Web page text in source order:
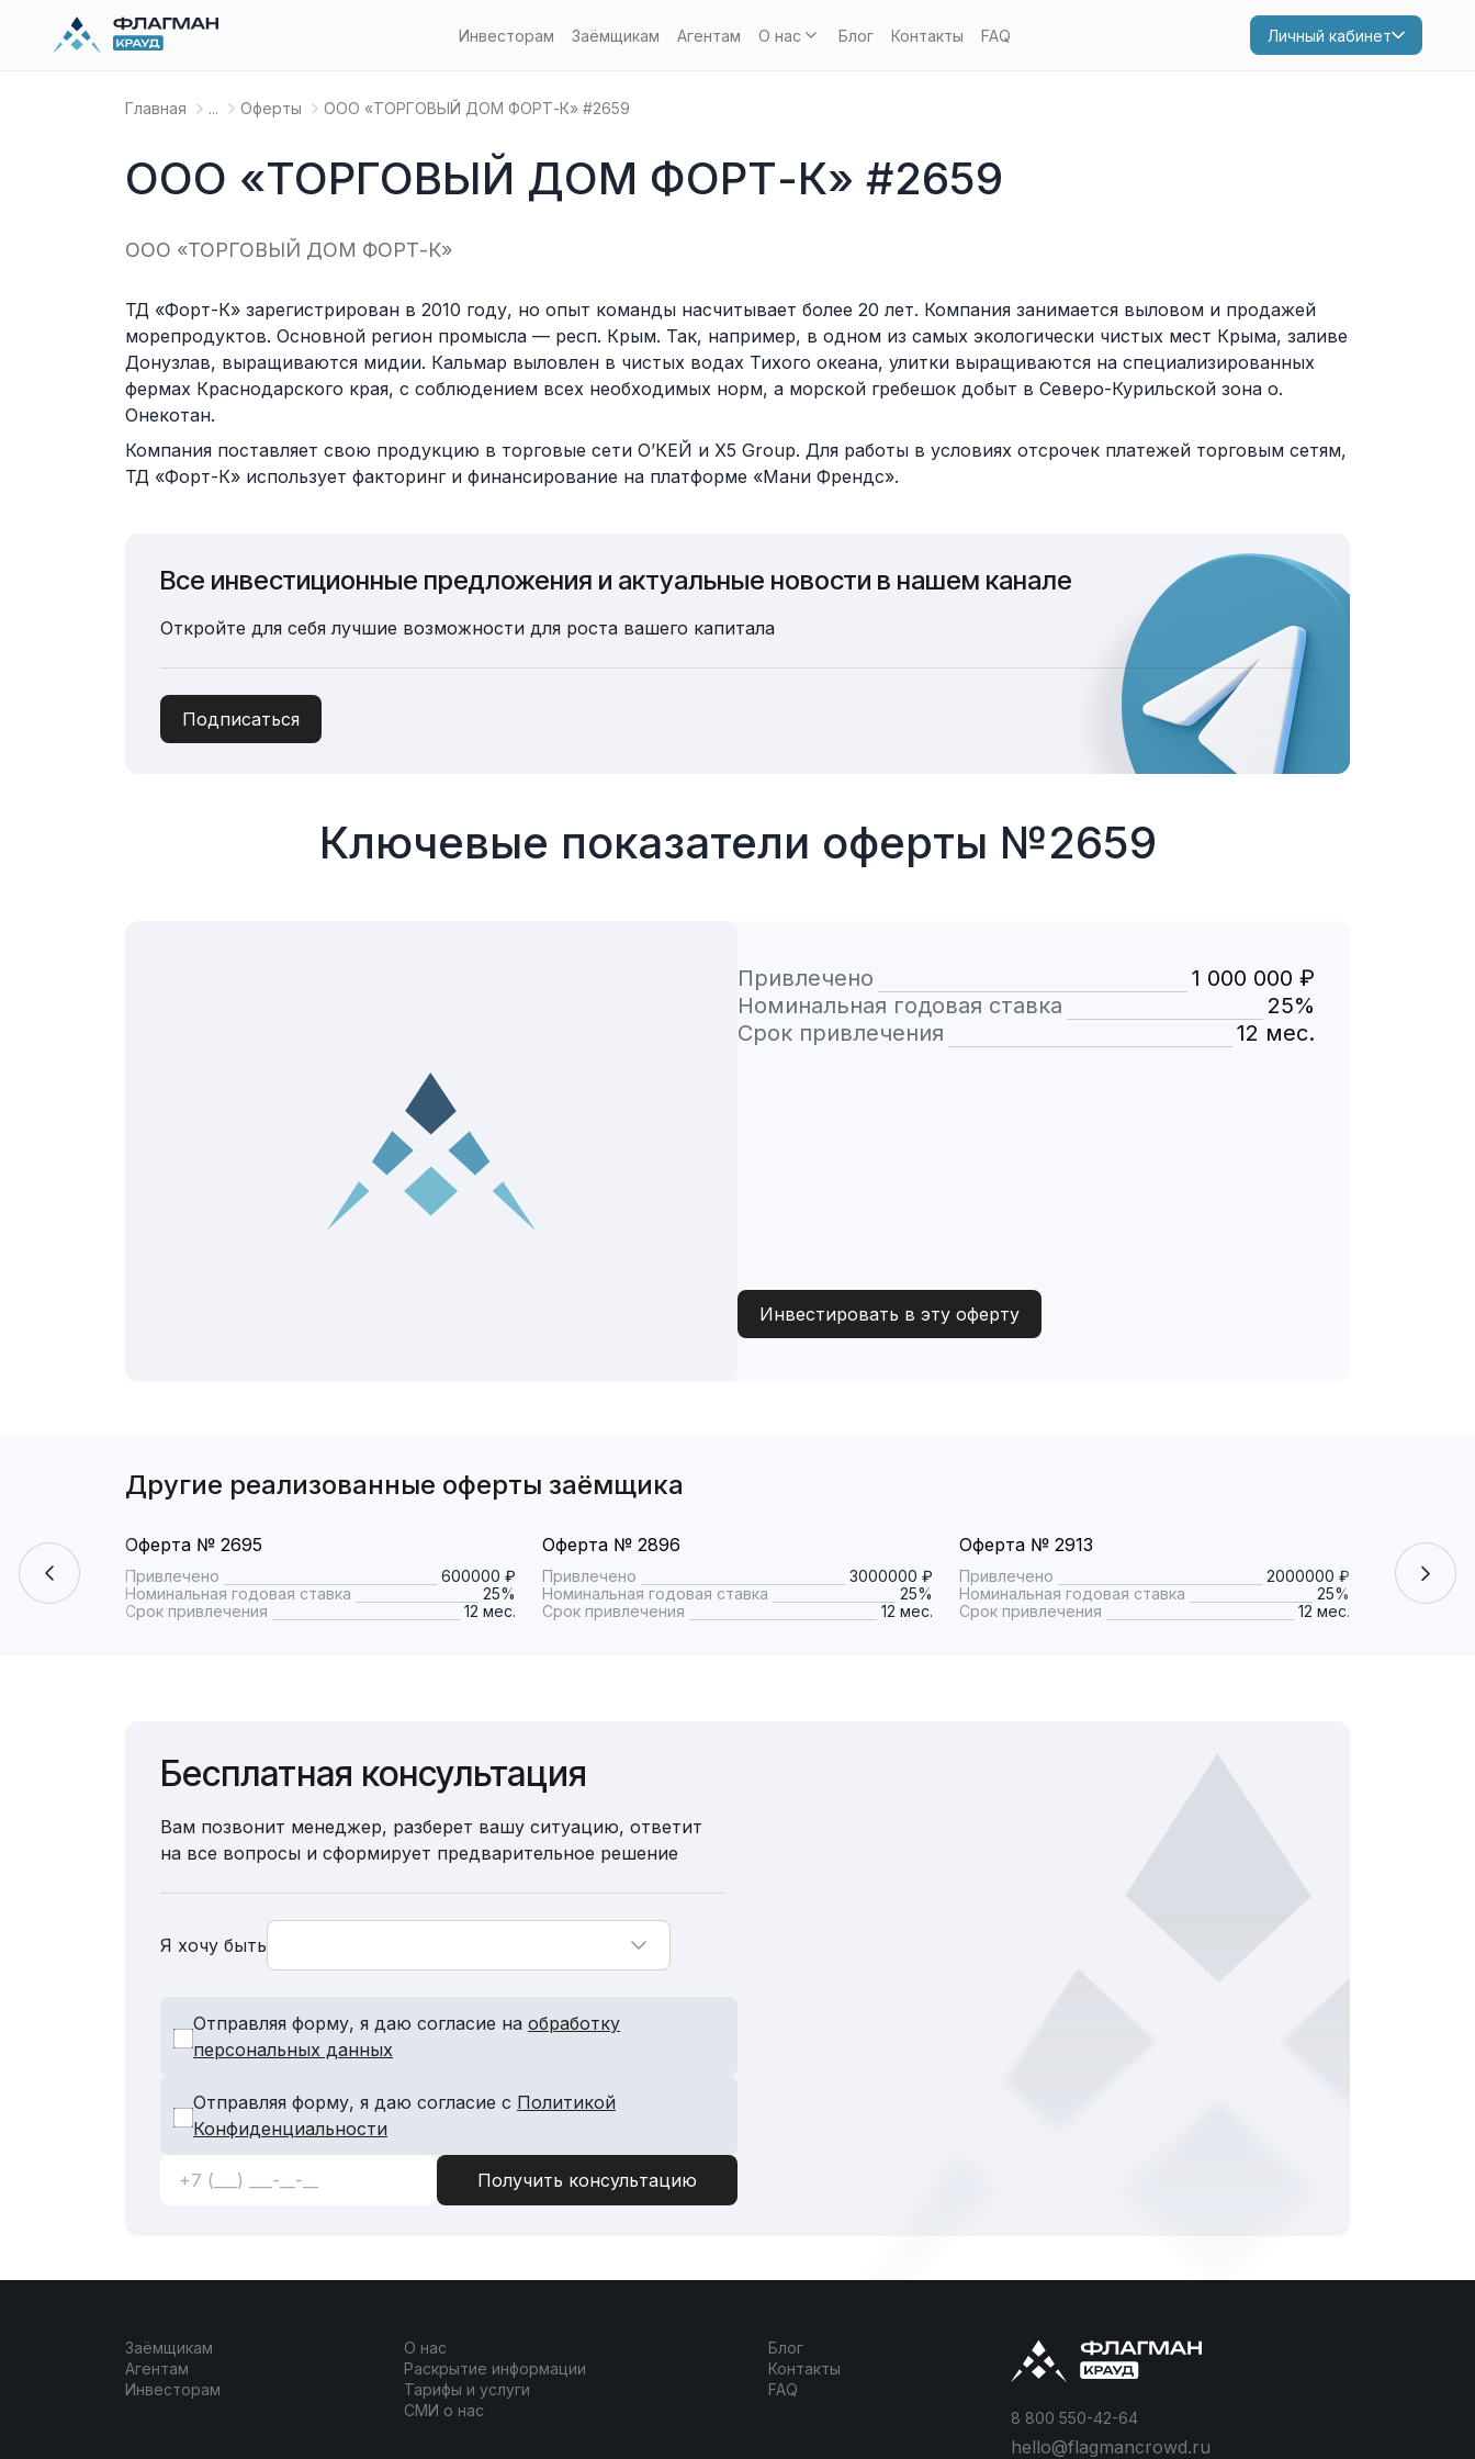
Инвесторам Заёмщикам Агентам О нас Блог Контакты FAQ Личный кабинет
Главная ... Оферты OOO «ТОРГОВЫЙ ДОМ ФОРТ-К» #2659
OOO «ТОРГОВЫЙ ДОМ ФОРТ-К» #2659
OOO «ТОРГОВЫЙ ДОМ ФОРТ-К»
ТД «Форт-К» зарегистрирован в 2010 году, но опыт команды насчитывает более 20 лет. Компания занимается выловом и продажей
морепродуктов. Основной регион промысла — респ. Крым. Так, например, в одном из самых экологически чистых мест Крыма, заливе
Донузлав, выращиваются мидии. Кальмар выловлен в чистых водах Тихого океана, улитки выращиваются на специализированных
фермах Краснодарского края, с соблюдением всех необходимых норм, а морской гребешок добыт в Северо-Курильской зона о.
Онекотан.
Компания поставляет свою продукцию в торговые сети О’КЕЙ и Х5 Group. Для работы в условиях отсрочек платежей торговым сетям,
ТД «Форт-К» использует факторинг и финансирование на платформе «Мани Френдс».
Все инвестиционные предложения и актуальные новости в нашем канале
Откройте для себя лучшие возможности для роста вашего капитала
Подписаться
Ключевые показатели оферты №2659
Привлечено
1 000 000 ₽
Номинальная годовая ставка
25%
Срок привлечения
12 мес.
Инвестировать в эту оферту
Другие реализованные оферты заёмщика
Оферта № 2695
Привлечено
600000 ₽
Номинальная годовая ставка
25%
Срок привлечения
12 мес.
Оферта № 2896
Привлечено
3000000 ₽
Номинальная годовая ставка
25%
Срок привлечения
12 мес.
Оферта № 2913
Привлечено
2000000 ₽
Номинальная годовая ставка
25%
Срок привлечения
12 мес.
Оферта №
Привлечено
Бесплатная консультация
Вам позвонит менеджер, разберет вашу ситуацию, ответит
на все вопросы и сформирует предварительное решение
Я хочу быть
Отправляя форму, я даю согласие на обработку
персональных данных
Отправляя форму, я даю согласие с Политикой
Конфиденциальности
Заёмщикам
Агентам
Инвесторам
О нас
Раскрытие информации
Тарифы и услуги
СМИ о нас
Блог
Контакты
FAQ
8 800 550-42-64
hello@flagmancrowd.ru